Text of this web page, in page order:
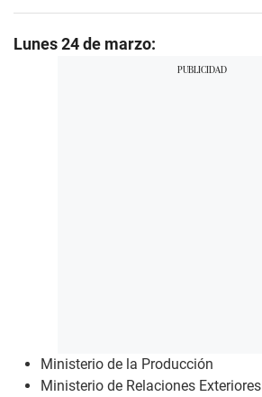
Lunes 24 de marzo:
Ministerio de la Producción
Ministerio de Relaciones Exteriores